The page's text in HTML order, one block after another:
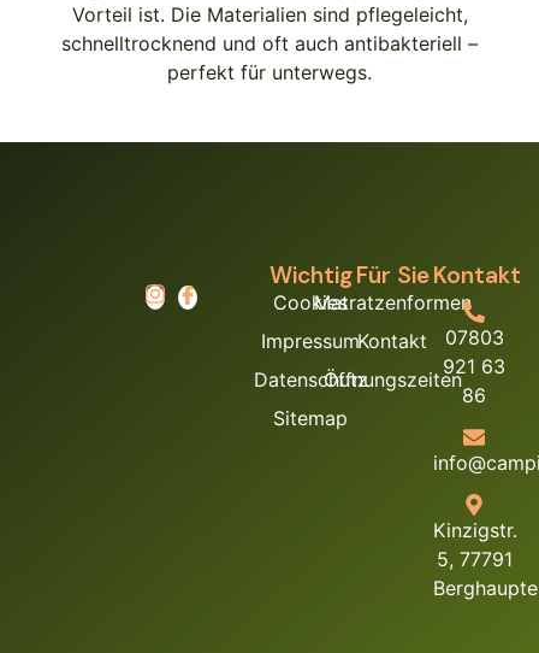
Vorteil ist. Die Materialien sind pflegeleicht,
schnelltrocknend und oft auch antibakteriell –
perfekt für unterwegs.
Wichtig
Cookies
Impressum
Datenschutz
Sitemap
Für Sie
Matratzenformen
Kontakt
Öffnungszeiten
Kontakt
07803
921 63
86
Kinzigstr.
5, 77791